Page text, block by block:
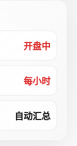
开盘中
每小时
自动汇总